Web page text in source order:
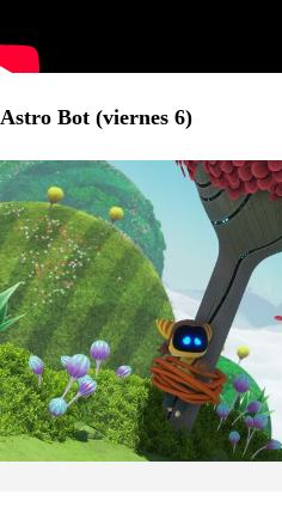
Astro Bot (viernes 6)